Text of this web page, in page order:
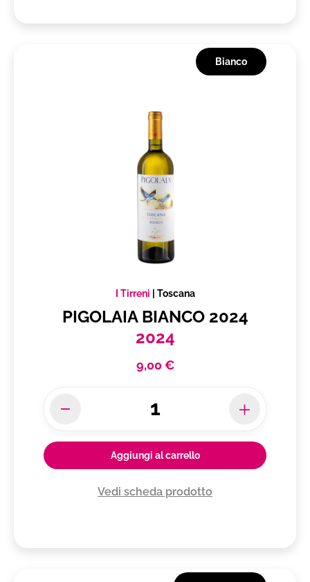
Bianco
I Tirreni Toscana
PIGOLAIA BIANCO 2024
2024
9,00 €
Aggiungi al carrello
Vedi scheda prodotto